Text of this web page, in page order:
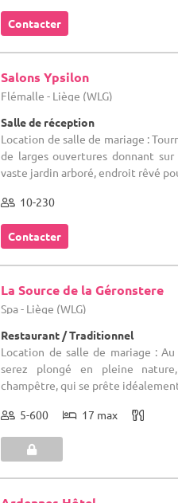
Contacter
Salons Ypsilon
Flémalle - Liège (WLG)
Salle de réception
Location de salle de mariage :
de larges ouvertures donnant
vaste jardin arboré, endroit rêvé
10-230
Contacter
La Source de la Géronstere
Spa - Liège (WLG)
Restaurant / Traditionnel
Location de salle de mariage :
serez plongé en pleine
champêtre, qui se prête
5-600 17 max